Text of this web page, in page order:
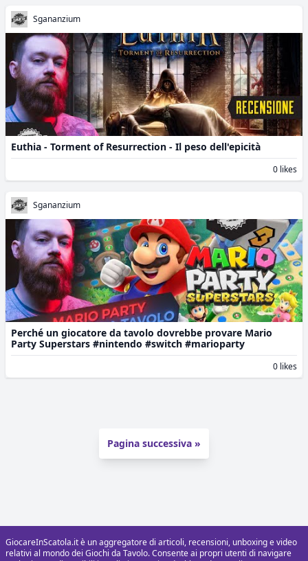
Sgananzium
Euthia - Torment of Resurrection - Il peso dell'epicità
0 likes
Sgananzium
Perché un giocatore da tavolo dovrebbe provare Mario
Party Superstars #nintendo #switch #marioparty
0 likes
Pagina successiva »
GiocareInScatola.it è un aggregatore di articoli, recensioni, unboxing e video
relativi al mondo dei Giochi da Tavolo. Consente ai propri utenti di navigare